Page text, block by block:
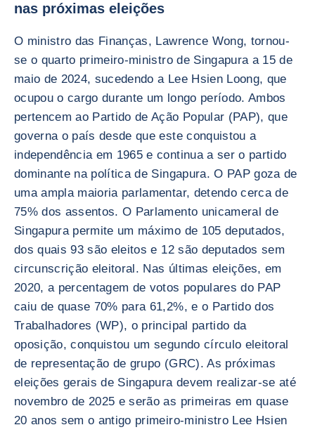
nas próximas eleições
O ministro das Finanças, Lawrence Wong, tornou-
se o quarto primeiro-ministro de Singapura a 15 de
maio de 2024, sucedendo a Lee Hsien Loong, que
ocupou o cargo durante um longo período. Ambos
pertencem ao Partido de Ação Popular (PAP), que
governa o país desde que este conquistou a
independência em 1965 e continua a ser o partido
dominante na política de Singapura. O PAP goza de
uma ampla maioria parlamentar, detendo cerca de
75% dos assentos. O Parlamento unicameral de
Singapura permite um máximo de 105 deputados,
dos quais 93 são eleitos e 12 são deputados sem
circunscrição eleitoral. Nas últimas eleições, em
2020, a percentagem de votos populares do PAP
caiu de quase 70% para 61,2%, e o Partido dos
Trabalhadores (WP), o principal partido da
oposição, conquistou um segundo círculo eleitoral
de representação de grupo (GRC). As próximas
eleições gerais de Singapura devem realizar-se até
novembro de 2025 e serão as primeiras em quase
20 anos sem o antigo primeiro-ministro Lee Hsien